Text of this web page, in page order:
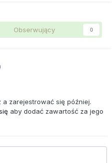
Obserwujący 0
zarejestrować się później.
aby dodać zawartość za jego